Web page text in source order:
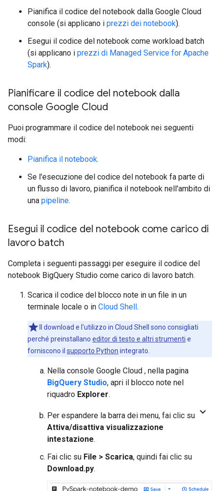
Pianifica il codice del notebook dalla Google Cloud
console (si applicano i prezzi dei notebook).
Esegui il codice del notebook come workload batch
(si applicano i prezzi di Managed Service for Apache
Spark).
Pianificare il codice del notebook dalla
console Google Cloud
Puoi programmare il codice del notebook nei seguenti
modi:
Pianifica il notebook.
Se l'esecuzione del codice del notebook fa parte di
un flusso di lavoro, pianifica il notebook nell'ambito di
una pipeline.
Esegui il codice del notebook come carico di
lavoro batch
Completa i seguenti passaggi per eseguire il codice del
notebook BigQuery Studio come carico di lavoro batch.
Scarica il codice del blocco note in un file in un
terminale locale o in Cloud Shell.
Il download e l'utilizzo in Cloud Shell sono consigliati
perché preinstallano editor di testo e altri strumenti e
forniscono il supporto Python integrato.
Nella console Google Cloud , nella pagina
BigQuery Studio, apri il blocco note nel
riquadro Explorer.
Per espandere la barra dei menu, fai clic su keyboard_arrow_down
Attiva/disattiva visualizzazione
intestazione.
Fai clic su File > Scarica, quindi fai clic su
Download.py.